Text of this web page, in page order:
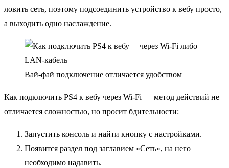
ловить сеть, поэтому подсоединить устройство к вебу просто,
а выходить одно наслаждение.
Вай-фай подключение отличается удобством
Как подключить PS4 к вебу через Wi-Fi — метод действий не
отличается сложностью, но просит бдительности:
Запустить консоль и найти кнопку с настройками.
Появится раздел под заглавием «Сеть», на него
необходимо надавить.